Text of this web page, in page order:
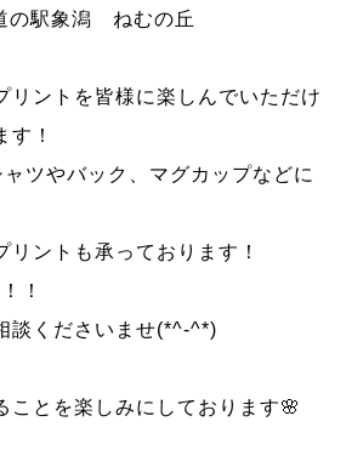
象潟 ねむの丘
リントを皆様に楽しんでいただけ
す！
ャツやバック、マグカップなどに
リントも承っております！
！
談くださいませ(*^-^*)
ことを楽しみにしております🌸